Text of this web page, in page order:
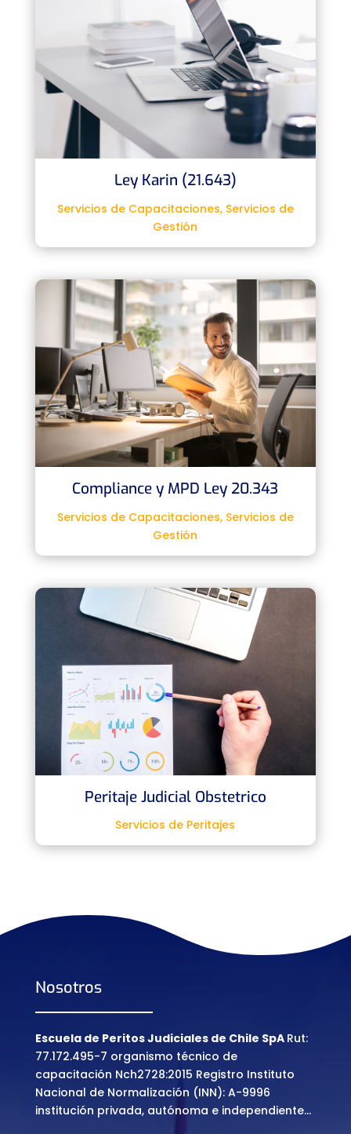
Ley Karin (21.643)
Servicios de Capacitaciones, Servicios de
Gestión
Compliance y MPD Ley 20.343
Servicios de Capacitaciones, Servicios de
Gestión
Peritaje Judicial Obstetrico
Servicios de Peritajes
Nosotros
Escuela de Peritos Judiciales de Chile SpA Rut:
77.172.495-7 organismo técnico de
capacitación Nch2728:2015 Registro Instituto
Nacional de Normalización (INN): A-9996
institución privada, autónoma e independiente…